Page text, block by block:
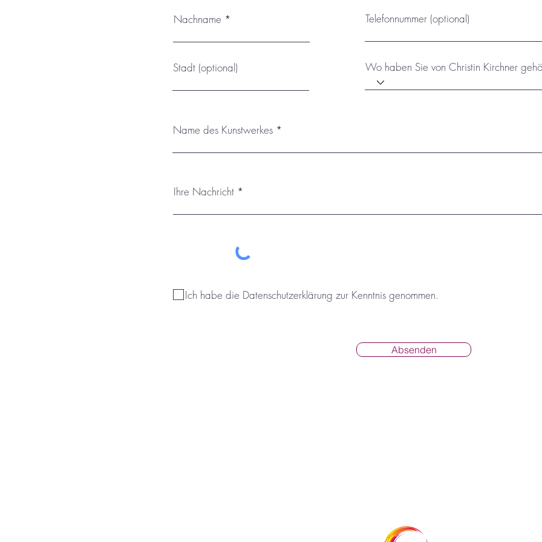
Nachname
Stadt (optional)
Telefonnummer (optional)
Wo haben Sie von Christin Kirchner
Name des Kunstwerkes
Ihre Nachricht
Ich habe die Datenschutzerklärung zur Kenntnis genommen.
Absenden